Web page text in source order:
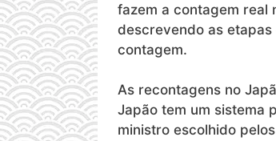
fazem a contagem real
descrevendo as
contagem.
As recontagens no
Japão tem um sistema
ministro escolhido